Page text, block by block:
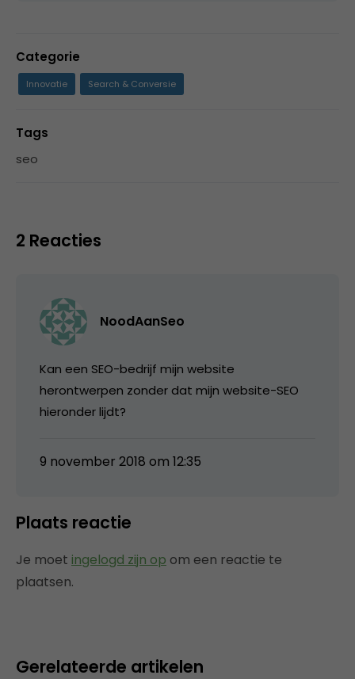
Categorie
Innovatie Search & Conversie
Tags
seo
2 Reacties
NoodAanSeo
Kan een SEO-bedrijf mijn website
herontwerpen zonder dat mijn website-SEO
hieronder lijdt?
9 november 2018 om 12:35
Plaats reactie
Je moet ingelogd zijn op om een reactie te
plaatsen.
Gerelateerde artikelen